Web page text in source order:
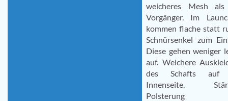
weicheres Mesh
Vorgänger. Im
kommen flache statt
Schnürsenkel zum
Diese gehen weniger
auf. Weichere
des Schafts auf
Innenseite.
Polsterung